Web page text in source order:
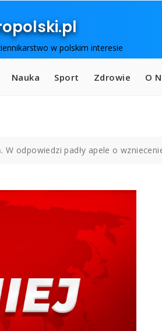
w polskim interesie
Nauka Sport Zdrowie O
odpowiedzi padły apele o